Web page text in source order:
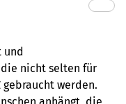
und
nicht selten für
werden.